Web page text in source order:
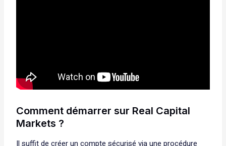
Comment démarrer sur Real Capital
Markets ?
Il suffit de créer un compte sécurisé via une procédure